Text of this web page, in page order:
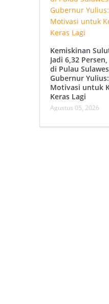
Kemiskinan
Jadi 6,32
di Pulau
Gubernur
Motivasi untuk
Keras Lagi
Agustus 05, 2026